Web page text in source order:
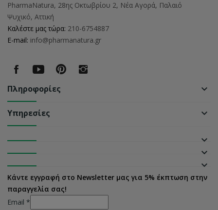
PharmaNatura, 28ης Οκτωβρίου 2, Νέα Αγορά, Παλαιό
Ψυχικό, Αττική
Καλέστε μας τώρα: 210-6754887
E-mail: info@pharmanatura.gr
Πληροφορίες keyboard_arrow_down
Υπηρεσίες keyboard_arrow_down
keyboard_arrow_down
keyboard_arrow_down
keyboard_arrow_down
Κάντε εγγραφή στο Newsletter μας για 5% έκπτωση στην
παραγγελία σας!
Email *